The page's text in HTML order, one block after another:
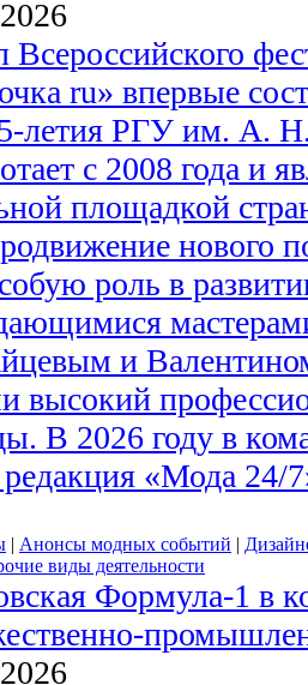
Всероссийского
ru» впервые
летия РГУ им. А.
с 2008 года и
площадкой
нового
роль в
и
высокий
В 2026 году в
«Мода 24/
| Анонсы модных событий |
виды деятельности
Формула-1 в